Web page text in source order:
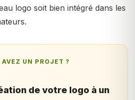
logo soit bien intégré dans les
AVEZ UN PROJET ?
de votre logo à un